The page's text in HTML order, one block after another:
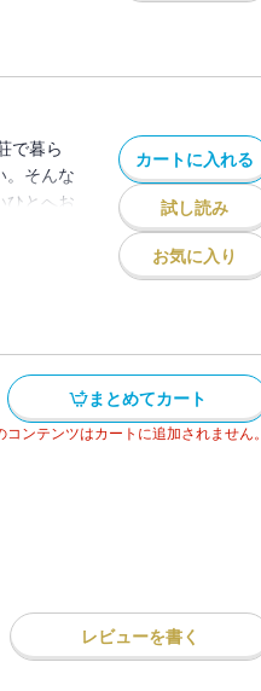
で暮ら
。そんな
ひとへお
カートに入れる
試し読み
お気に入り
まとめてカート
ンテンツはカートに追加されません。
レビューを書く